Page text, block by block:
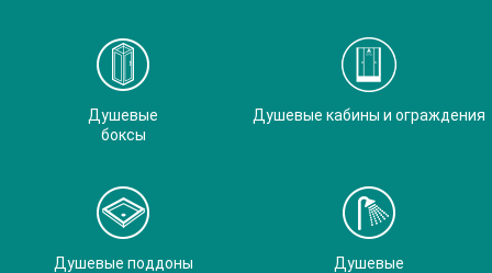
Душевые
боксы
Душевые кабины и ограждения
Душевые поддоны
Душевые